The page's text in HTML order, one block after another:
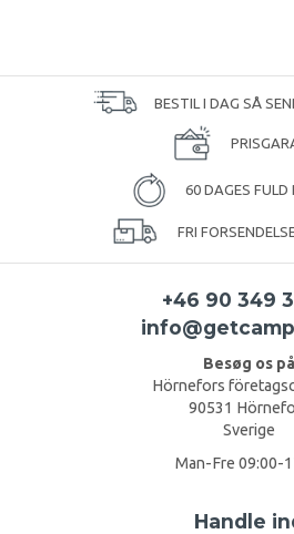
BESTIL I DAG SÅ
60 DAGES FULD
FRI
+46 90 349
Besøg os på
Hörnefors
90531
Sverige
Man-Fre 09:00-
Handle